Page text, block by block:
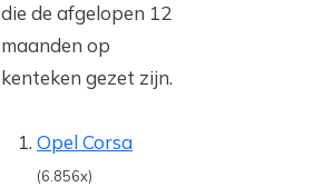
die de afgelopen 12
maanden op
kenteken gezet zijn.
Opel Corsa
(6.856x)